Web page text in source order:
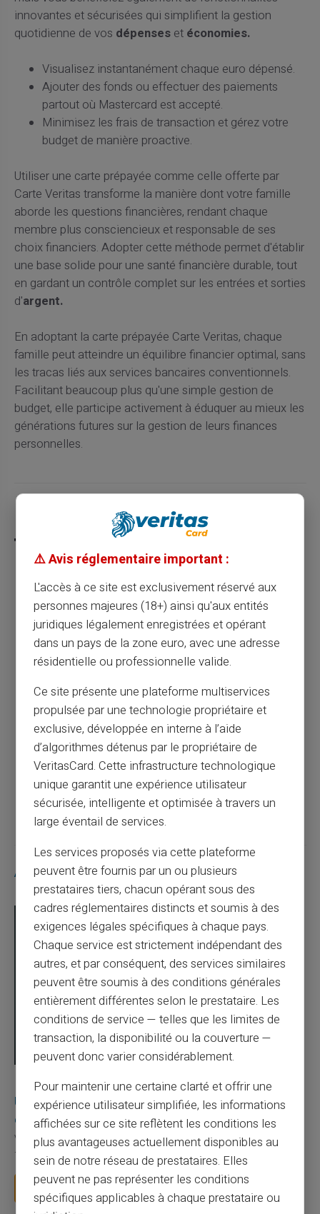
innovantes et sécurisées qui simplifient la gestion
quotidienne de vos dépenseset économies.
Visualisez instantanément chaque euro dépensé.
Ajouter des fonds ou effectuer des paiements
partout où Mastercard est accepté.
Minimisez les frais de transaction et gérez votre
budget de manière proactive.
Utiliser une carte prépayée comme celle offerte par
Carte Veritas transforme la manière dont votre famille
aborde les questions financières, rendant chaque
membre plus consciencieux et responsable de ses
choix financiers. Adopter cette méthode permet d'établir
une base solide pour une santé financière durable, tout
en gardant un contrôle complet sur les entrées et sorties
d'argent.
En adoptant la carte prépayée Carte Veritas, chaque
famille peut atteindre un équilibre financier optimal, sans
les tracas liés aux services bancaires conventionnels.
Facilitant beaucoup plus qu'une simple gestion de
budget, elle participe activement à éduquer au mieux les
générations futures sur la gestion de leurs finances
personnelles.
Partager cet article
Sécurisez vos achats en ligne avec une
carte prépayée
Article précédent
Optimisez votre gestion financière : une
carte prépayée pour obtenir un RIB
rapidement
Article suivant
Articles similaires
03/08/2026 Veritas Carte prépayée
Une carte bancaire gratuite sans compte, ça
existe ?
Vous avez tapé cette recherche parce que votre banque vous
facture 50 € par an pour une carte que vo...
Lire la suite
⚠️ Avis réglementaire important :
L'accès à ce site est exclusivement réservé aux
personnes majeures (18+) ainsi qu'aux entités
juridiques légalement enregistrées et opérant
dans un pays de la zone euro, avec une adresse
résidentielle ou professionnelle valide.
Ce site présente une plateforme multiservices
propulsée par une technologie propriétaire et
exclusive, développée en interne à l’aide
d’algorithmes détenus par le propriétaire de
VeritasCard. Cette infrastructure technologique
unique garantit une expérience utilisateur
sécurisée, intelligente et optimisée à travers un
large éventail de services.
Les services proposés via cette plateforme
peuvent être fournis par un ou plusieurs
prestataires tiers, chacun opérant sous des
cadres réglementaires distincts et soumis à des
exigences légales spécifiques à chaque pays.
Chaque service est strictement indépendant des
autres, et par conséquent, des services similaires
peuvent être soumis à des conditions générales
entièrement différentes selon le prestataire. Les
conditions de service — telles que les limites de
transaction, la disponibilité ou la couverture —
peuvent donc varier considérablement.
Pour maintenir une certaine clarté et offrir une
expérience utilisateur simplifiée, les informations
affichées sur ce site reflètent les conditions les
plus avantageuses actuellement disponibles au
sein de notre réseau de prestataires. Elles
peuvent ne pas représenter les conditions
spécifiques applicables à chaque prestataire ou